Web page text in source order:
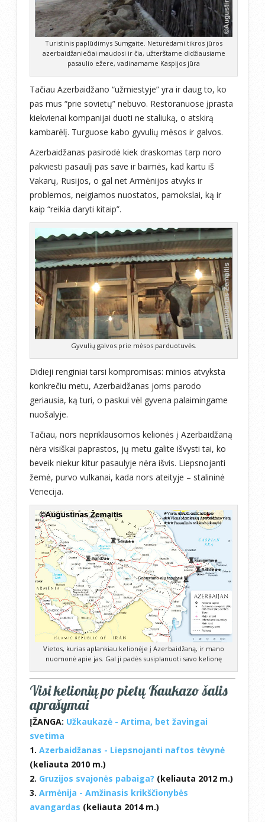
Turistinis paplūdimys Sumgaite. Neturėdami tikros jūros
azerbaidžaniečiai maudosi ir čia, užterštame didžiausiame
pasaulio ežere, vadinamame Kaspijos jūra
Tačiau Azerbaidžano “užmiestyje” yra ir daug to, ko
pas mus “prie sovietų” nebuvo. Restoranuose įprasta
kiekvienai kompanijai duoti ne staliuką, o atskirą
kambarėlį. Turguose kabo gyvulių mėsos ir galvos.
Azerbaidžanas pasirodė kiek draskomas tarp noro
pakviesti pasaulį pas save ir baimės, kad kartu iš
Vakarų, Rusijos, o gal net Armėnijos atvyks ir
problemos, neigiamos nuostatos, pamokslai, ką ir
kaip “reikia daryti kitaip”.
Gyvulių galvos prie mėsos parduotuvės.
Didieji renginiai tarsi kompromisas: minios atvyksta
konkrečiu metu, Azerbaidžanas joms parodo
geriausia, ką turi, o paskui vėl gyvena palaimingame
nuošalyje.
Tačiau, nors nepriklausomos kelionės į Azerbaidžaną
nėra visiškai paprastos, jų metu galite išvysti tai, ko
beveik niekur kitur pasaulyje nėra išvis. Liepsnojanti
žemė, purvo vulkanai, kada nors ateityje – stalininė
Venecija.
Vietos, kurias aplankiau kelionėje į Azerbaidžaną, ir mano
nuomonė apie jas. Gal ji padės susiplanuoti savo kelionę
Visi kelionių po pietų Kaukazo šalis
aprašymai
ĮŽANGA: Užkaukazė - Artima, bet žavingai
svetima
1. Azerbaidžanas - Liepsnojanti naftos tėvynė
(keliauta 2010 m.)
2. Gruzijos svajonės pabaiga? (keliauta 2012 m.)
3. Armėnija - Amžinasis krikščionybės
avangardas (keliauta 2014 m.)